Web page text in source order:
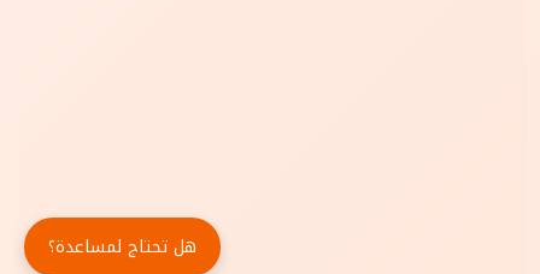
هل تحتاج لمساعدة؟